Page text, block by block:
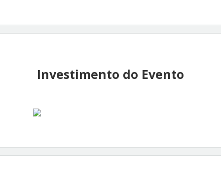
Investimento do Evento